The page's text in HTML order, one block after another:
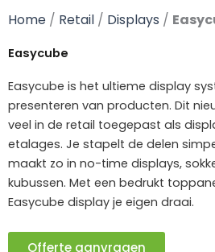
Home / Retail / Displays /
Easycube
Easycube is het ultieme display
presenteren van producten. Dit
veel in de retail toegepast als
etalages. Je stapelt de delen
maakt zo in no-time displays,
kubussen. Met een bedrukt
Easycube display je eigen draai.
Offerte aanvragen